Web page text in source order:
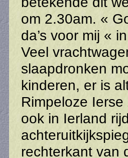
om 2.30am. «
da’s voor mij «
Veel
slaapdronken
kinderen, er is
Rimpeloze
ook in Ierland
rechterkant van